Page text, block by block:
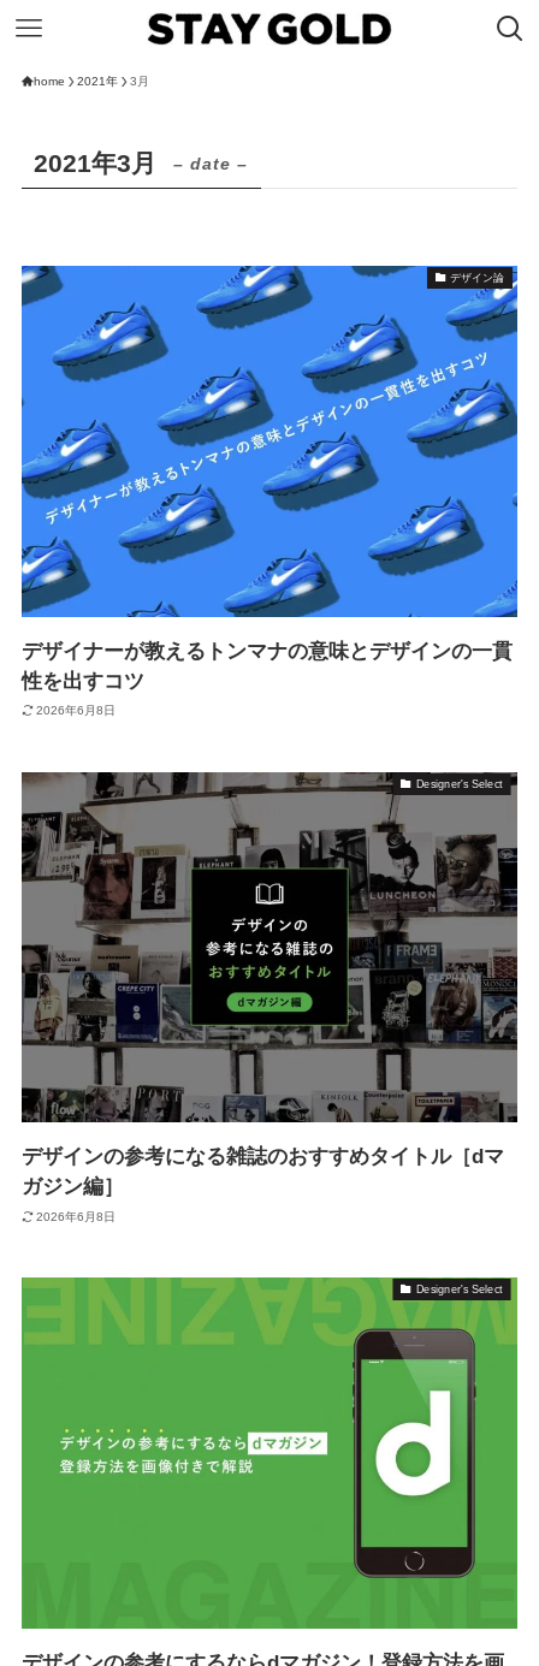
home 2021年 3月
2021年3月 – date –
デザイン論
デザイナーが教えるトンマナの意味とデザインの一貫
性を出すコツ
2026年6月8日
Designer's Select
デザインの参考になる雑誌のおすすめタイトル［dマ
ガジン編］
2026年6月8日
Designer's Select